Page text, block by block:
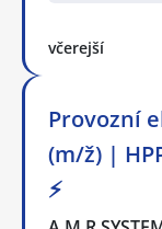
včerejší
Provozní
(m/ž) |
⚡